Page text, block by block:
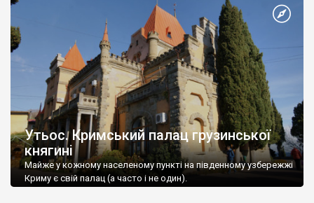
Утьос. Кримський палац грузинської
княгині
Майже у кожному населеному пункті на південному узбережжі
Криму є свій палац (а часто і не один).